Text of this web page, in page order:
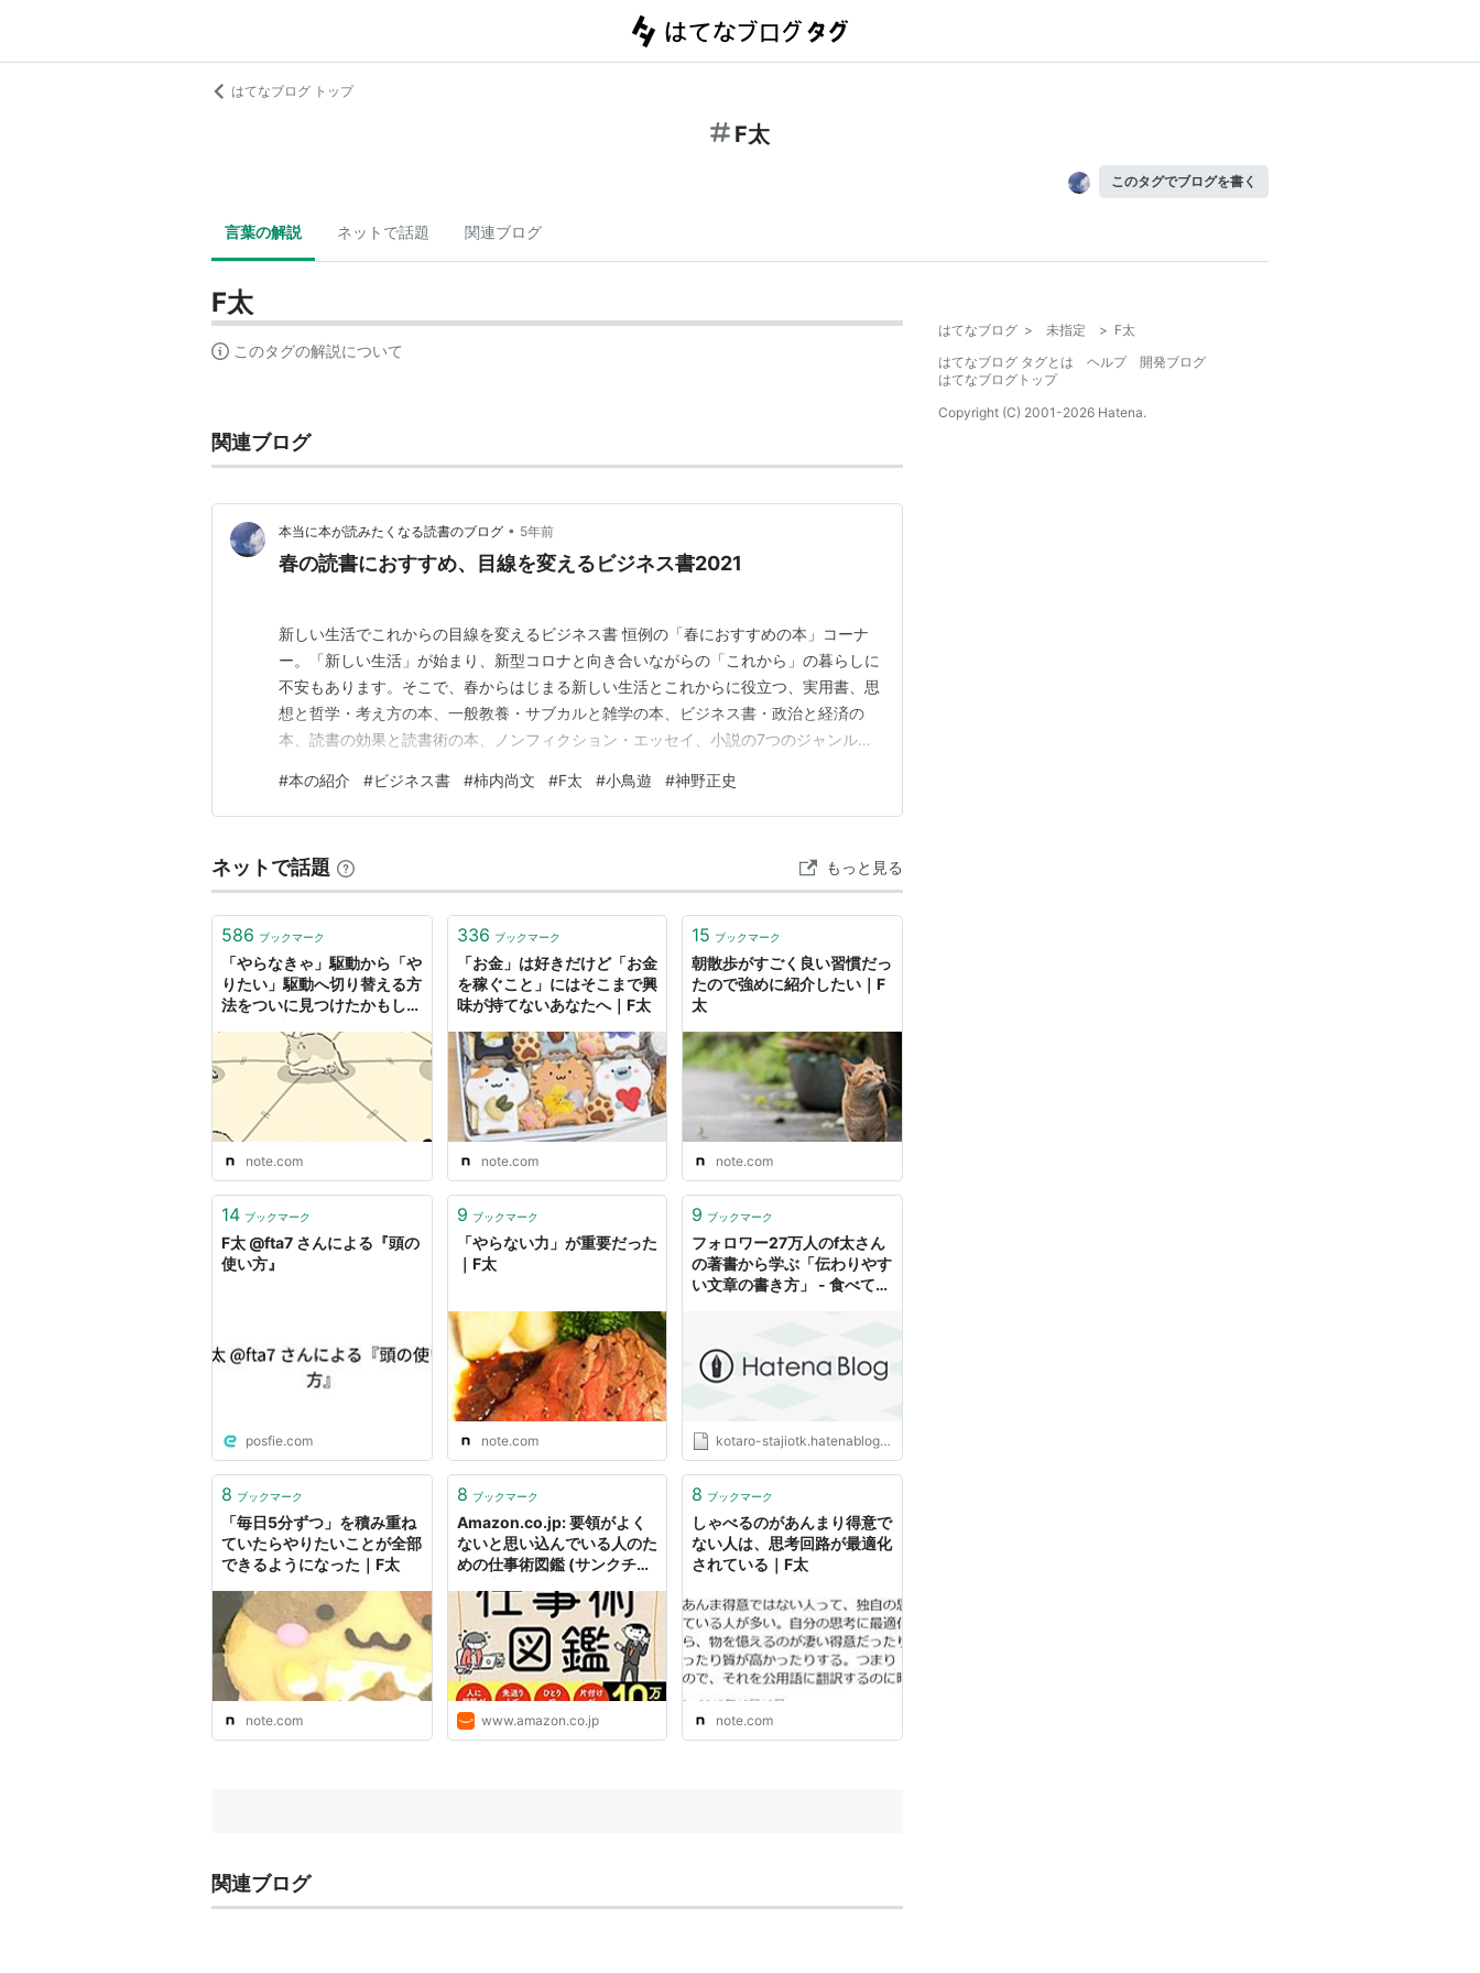
はてなブログ トップ
F太
このタグでブログを書く
言葉の解説 ネットで話題 関連ブログ
F太
このタグの解説について
関連ブログ
本当に本が読みたくなる読書のブログ • 5年前
春の読書におすすめ、目線を変えるビジネス書2021
新しい生活でこれからの目線を変えるビジネス書 恒例の「春におすすめの本」コーナ
ー。「新しい生活」が始まり、新型コロナと向き合いながらの「これから」の暮らしに
不安もあります。そこで、春からはじまる新しい生活とこれからに役立つ、実用書、思
想と哲学・考え方の本、一般教養・サブカルと雑学の本、ビジネス書・政治と経済の
本、読書の効果と読書術の本、ノンフィクション・エッセイ、小説の7つのジャンルを
らの働き方の目線を変えるビジネス書 目線を変える3冊のビジネス書、政治と経済の本
『パン屋ではおにぎりを売れ 想像以上の答えが見つか…
#本の紹介 #ビジネス書 #柿内尚文 #F太 #小鳥遊 #神野正史
ネットで話題 もっと見る
586 ブックマーク
「やらなきゃ」駆動から「や
りたい」駆動へ切り替える方
法をついに見つけたかもしれ
note.com
336 ブックマーク
「お金」は好きだけど「お金
を稼ぐこと」にはそこまで興
味が持てないあなたへ｜F太
note.com
15 ブックマーク
朝散歩がすごく良い習慣だっ
たので強めに紹介したい｜F
太
note.com
14 ブックマーク
F太 @fta7 さんによる『頭の
使い方』
posfie.com
9 ブックマーク
「やらない力」が重要だった
｜F太
note.com
9 ブックマーク
フォロワー27万人のf太さん
の著書から学ぶ「伝わりやす
い文章の書き方」 - 食べて寝
kotaro-stajiotk.hatenablog.com
8 ブックマーク
「毎日5分ずつ」を積み重ね
ていたらやりたいことが全部
できるようになった｜F太
note.com
8 ブックマーク
Amazon.co.jp: 要領がよく
ないと思い込んでいる人のた
めの仕事術図鑑 (サンクチュ
www.amazon.co.jp
8 ブックマーク
しゃべるのがあんまり得意で
ない人は、思考回路が最適化
されている｜F太
note.com
関連ブログ
はてなブログ > 未指定 > F太
はてなブログ タグとは
ヘルプ
開発ブログ
はてなブログトップ
Copyright (C) 2001-2026 Hatena.